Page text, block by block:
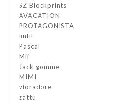
SZ Blockprints
AVACATION
PROTAGONISTA
unfil
Pascal
Mii
Jack gomme
MIMI
vioradore
zattu